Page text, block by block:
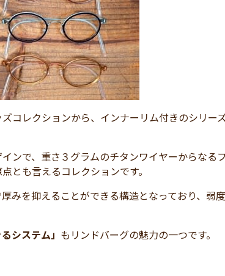
レクションから、インナーリム付きのシリー
ンで、重さ３グラムのチタンワイヤーからなる
とも言えるコレクションです。
みを抑えることができる構造となっており、弱
システム」 もリンドバーグの魅力の一つです。